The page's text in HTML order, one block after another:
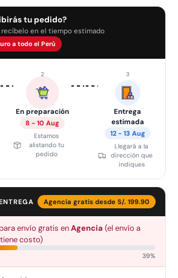
tu pedido?
recíbelo en el tiempo estimado
a todo el Perú
›
2
En preparación
8 - 10 Aug
Estamos
alistando tu
pedido
›
3
Entrega
estimada
12 - 13 Aug
Llegará a la
dirección que
indiques
Agencia gratis desde S/. 199.90
para envío gratis enAgencia (el envío a
costo)
39%